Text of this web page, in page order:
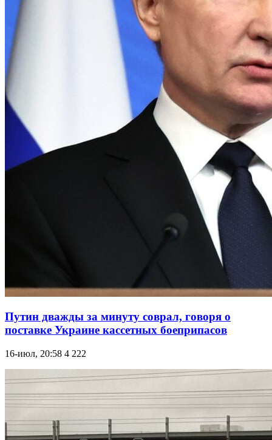
Путин дважды за минуту соврал, говоря о
поставке Украине кассетных боеприпасов
16-июл, 20:58 4 222